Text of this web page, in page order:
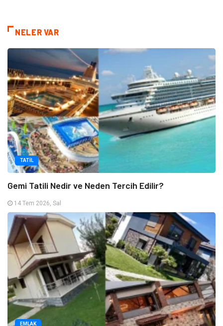
NELER VAR
TATIL
Gemi Tatili Nedir ve Neden Tercih Edilir?
14 Tem 2026, Sal
EMLAK